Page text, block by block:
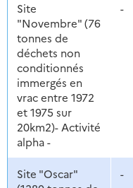
Site
"Novembre" (76
tonnes de
déchets non
conditionnés
immergés en
vrac entre 1972
et 1975 sur
20km2)- Activité
alpha -
-
Site "Oscar"
-